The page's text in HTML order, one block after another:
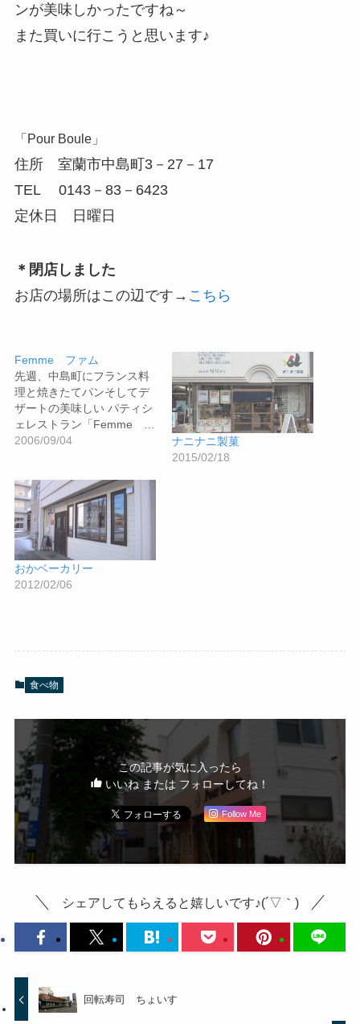
ンが美味しかったですね～
また買いに行こうと思います♪
「Pour Boule」
住所 室蘭市中島町3－27－17
TEL 0143－83－6423
定休日 日曜日
＊閉店しました
お店の場所はこの辺です→ こちら
Femme ファム
先週、中島町にフランス料
理と焼きたてパンそしてデ
ザートの美味しい パティシ
ェレストラン「Femme …
2006/09/04
ナニナニ製菓
2015/02/18
おかベーカリー
2012/02/06
食べ物
この記事が気に入ったら
いいね または フォローしてね！
Follow Me
シェアしてもらえると嬉しいです♪(´▽｀)
回転寿司 ちょいす